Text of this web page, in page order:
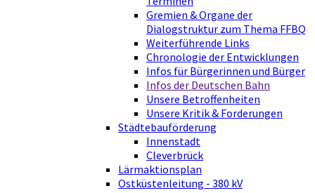
Gremien & Organe der
Dialogstruktur zum Thema FFBQ
Weiterführende Links
Chronologie der Entwicklungen
Infos für Bürgerinnen und Bürger
Infos der Deutschen Bahn
Unsere Betroffenheiten
Unsere Kritik & Forderungen
Städtebauförderung
Innenstadt
Cleverbrück
Lärmaktionsplan
Ostküstenleitung - 380 kV